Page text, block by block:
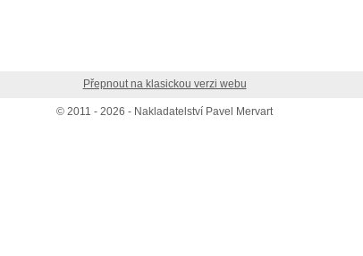
Přepnout na klasickou verzi webu
© 2011 - 2026 - Nakladatelství Pavel Mervart